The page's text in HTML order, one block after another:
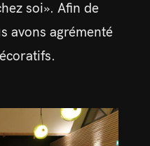
soi». Afin de
avons agrémenté